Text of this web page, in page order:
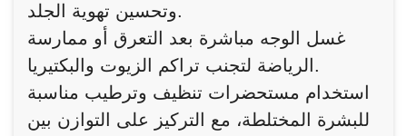
وتحسين تهوية الجلد.
غسل الوجه مباشرة بعد التعرق أو ممارسة
الرياضة لتجنب تراكم الزيوت والبكتيريا.
استخدام مستحضرات تنظيف وترطيب مناسبة
للبشرة المختلطة، مع التركيز على التوازن بين